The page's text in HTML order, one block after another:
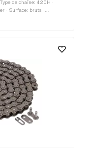
de chaîne: 420H ·
· Surface: bruts ·
mm · Nombre de maillons: